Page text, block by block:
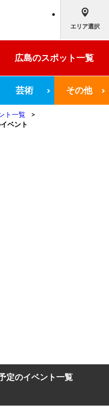
エリア選択
広島のスポット一覧
芸術 その他
ト一覧
ベント
定のイベント一覧